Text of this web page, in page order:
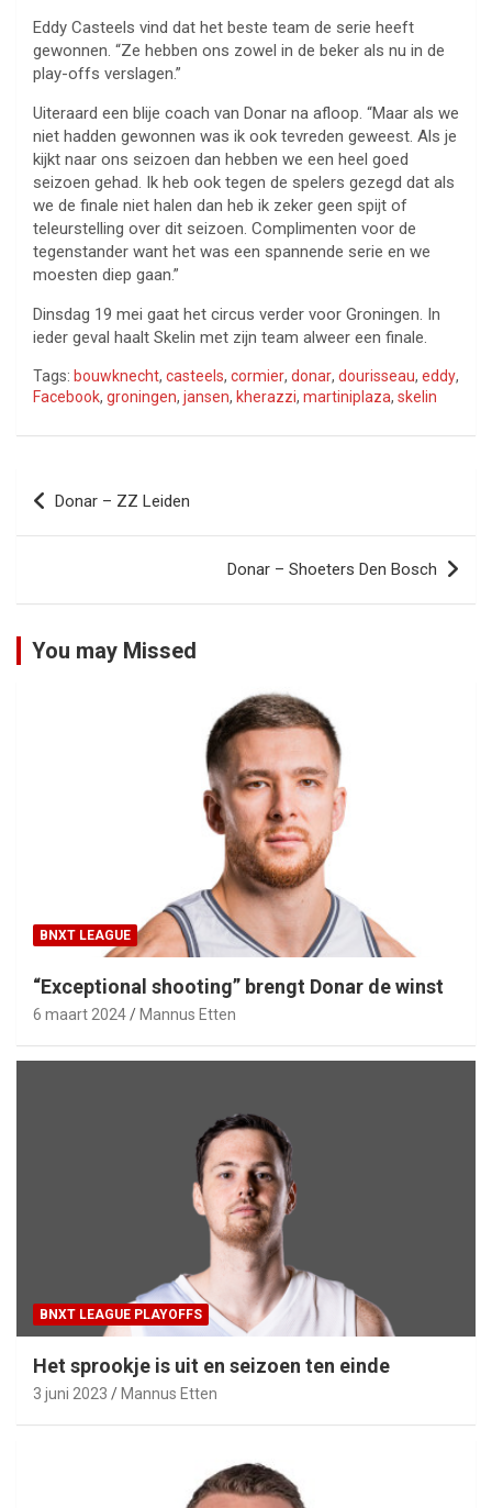
Eddy Casteels vind dat het beste team de serie heeft
gewonnen. “Ze hebben ons zowel in de beker als nu in de
play-offs verslagen.”
Uiteraard een blije coach van Donar na afloop. “Maar als we
niet hadden gewonnen was ik ook tevreden geweest. Als je
kijkt naar ons seizoen dan hebben we een heel goed
seizoen gehad. Ik heb ook tegen de spelers gezegd dat als
we de finale niet halen dan heb ik zeker geen spijt of
teleurstelling over dit seizoen. Complimenten voor de
tegenstander want het was een spannende serie en we
moesten diep gaan.”
Dinsdag 19 mei gaat het circus verder voor Groningen. In
ieder geval haalt Skelin met zijn team alweer een finale.
Tags: bouwknecht, casteels, cormier, donar, dourisseau, eddy,
Facebook, groningen, jansen, kherazzi, martiniplaza, skelin
Bericht
navigatie
Donar – ZZ Leiden
Donar – Shoeters Den Bosch
You may Missed
BNXT LEAGUE
“Exceptional shooting” brengt Donar de winst
6 maart 2024 Mannus Etten
BNXT LEAGUE PLAYOFFS
Het sprookje is uit en seizoen ten einde
3 juni 2023 Mannus Etten